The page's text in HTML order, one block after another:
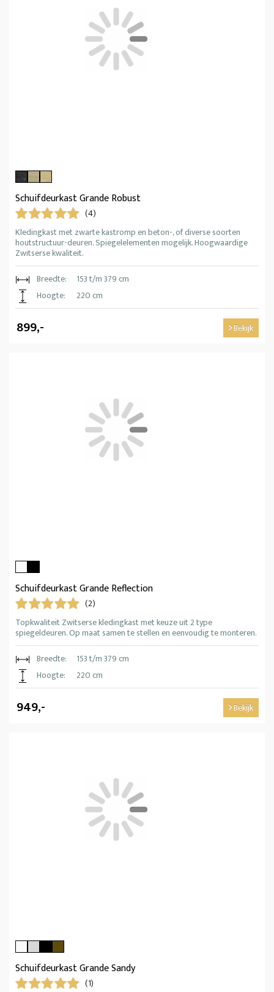
Schuifdeurkast Grande Robust
(4)
Kledingkast met zwarte kastromp en beton-, of diverse soorten
houtstructuur-deuren. Spiegelelementen mogelijk. Hoogwaardige
Zwitserse kwaliteit.
Breedte:
153 t/m 379 cm
Hoogte:
220 cm
899,- Bekijk
Schuifdeurkast Grande Reflection
(2)
Topkwaliteit Zwitserse kledingkast met keuze uit 2 type
spiegeldeuren. Op maat samen te stellen en eenvoudig te monteren.
Breedte:
153 t/m 379 cm
Hoogte:
220 cm
949,- Bekijk
Schuifdeurkast Grande Sandy
(1)